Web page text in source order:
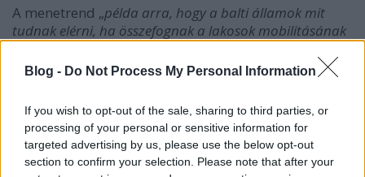
Blog - Do Not Process My Personal Information
If you wish to opt-out of the sale, sharing to third parties, or
processing of your personal or sensitive information for
targeted advertising by us, please use the below opt-out
section to confirm your selection. Please note that after your
A menetrend „példa arra, hogy a balti államok mit
tudnak elérni, ha összefognak a lakosok mobilitásának
közlekedési miniszter a megállapodás decemberi
megerősítésekor.
Tervezett fejlesztések
Az eltérő nemzeti adózási követelmények és az egyes
fuvarozók informatikai rendszereinek képességei